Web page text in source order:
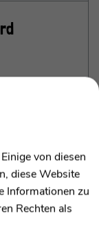
3 Monaten
von 61 cm
Monaten
von diesen
diese Website
Informationen zu
Rechten als